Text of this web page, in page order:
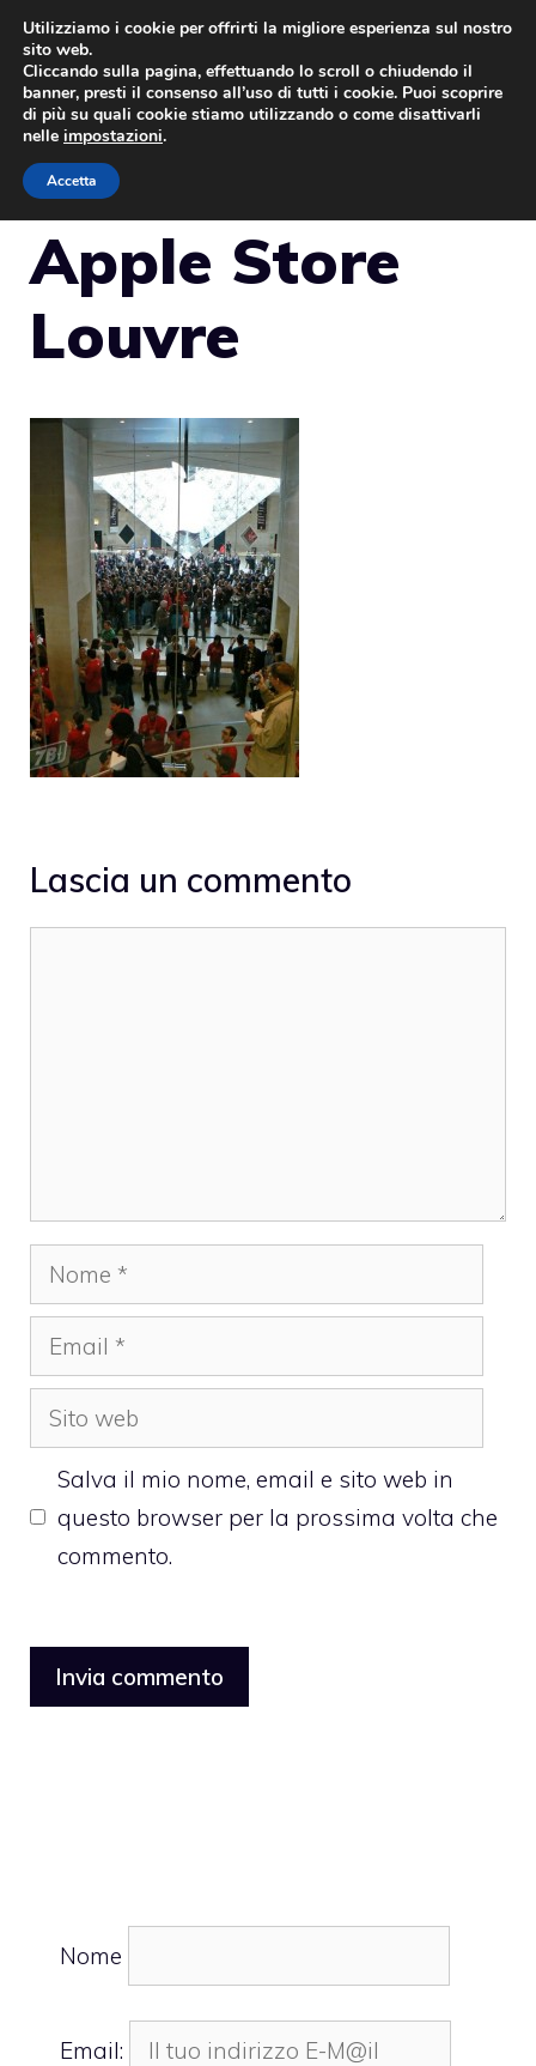
Vai
contenuto
Apple Store
Louvre
Lascia un commento
Nome
Email
Sito
web
Salva il mio nome, email e sito web in
questo browser per la prossima volta che
commento.
Nome
Email:
Utilizziamo i cookie per offrirti la migliore esperienza sul nostro
sito web.
Cliccando sulla pagina, effettuando lo scroll o chiudendo il
banner, presti il consenso all’uso di tutti i cookie. Puoi scoprire
di più su quali cookie stiamo utilizzando o come disattivarli
nelle impostazioni.
Accetta